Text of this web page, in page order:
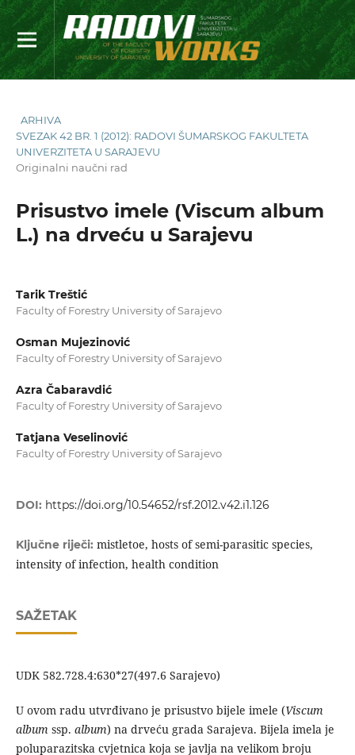
ARHIVA
SVEZAK 42 BR. 1 (2012): RADOVI ŠUMARSKOG FAKULTETA
UNIVERZITETA U SARAJEVU
Originalni naučni rad
Prisustvo imele (Viscum album
L.) na drveću u Sarajevu
Tarik Treštić
Faculty of Forestry University of Sarajevo
Osman Mujezinović
Faculty of Forestry University of Sarajevo
Azra Čabaravdić
Faculty of Forestry University of Sarajevo
Tatjana Veselinović
Faculty of Forestry University of Sarajevo
DOI: https://doi.org/10.54652/rsf.2012.v42.i1.126
Ključne riječi: mistletoe, hosts of semi-parasitic species,
intensity of infection, health condition
SAŽETAK
UDK 582.728.4:630*27(497.6 Sarajevo)
U ovom radu utvrđivano je prisustvo bijele imele (Viscum
album ssp. album) na drveću grada Sarajeva. Bijela imela je
poluparazitska cvjetnica koja se javlja na velikom broju